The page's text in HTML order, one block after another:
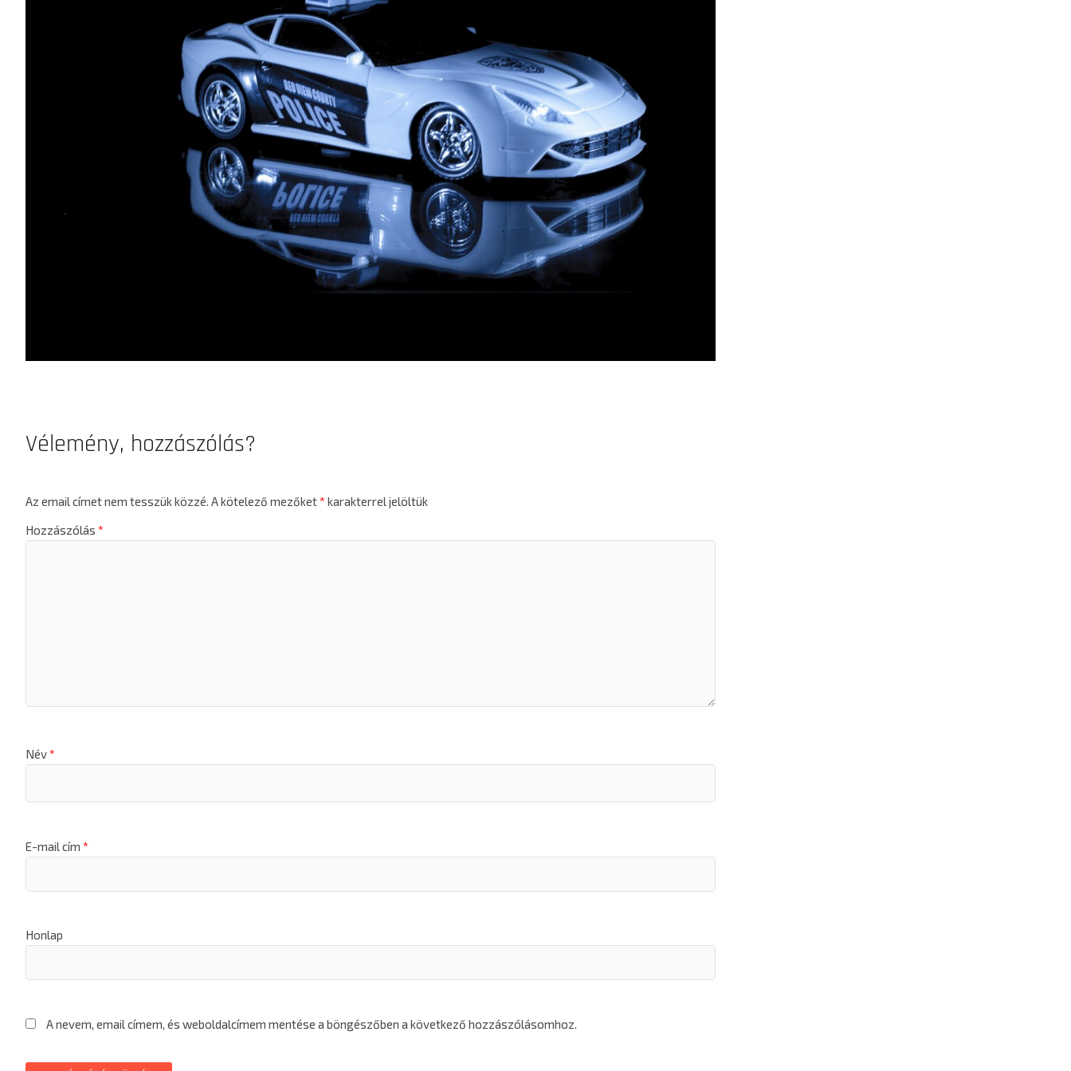
Vélemény, hozzászólás?
Az email címet nem tesszük közzé. A kötelező mezőket* karakterrel jelöltük
Hozzászólás *
Név*
E-mail cím *
Honlap
A nevem, email címem, és weboldalcímem mentése a böngészőben a következő hozzászólásomhoz.